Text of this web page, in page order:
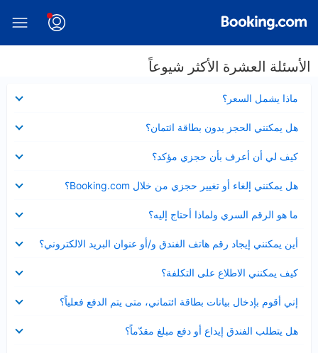
الأسئلة العشرة الأكثر شيوعاً
ماذا يشمل السعر؟
مصغر
هل يمكنني الحجز بدون بطاقة ائتمان؟
مصغر
كيف لي أن أعرف بأن حجزي مؤكد؟
مصغر
هل يمكنني إلغاء أو تغيير حجزي من خلال Booking.com؟
مصغر
ما هو الرقم السري ولماذا أحتاج إليه؟
مصغر
أين يمكنني إيجاد رقم هاتف الفندق و/أو عنوان البريد الالكتروني؟
عرض
مصغر
كيف يمكنني الاطلاع على التكلفة؟
مصغر
إني أقوم بإدخال بيانات بطاقة ائتماني، متى يتم الدفع فعلياً؟
مصغر
هل يتطلب الفندق إيداع أو دفع مبلغ مقدّماً؟
مصغر